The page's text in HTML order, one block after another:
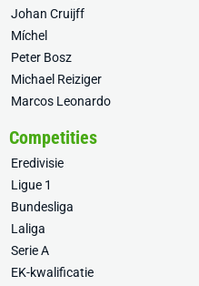
Johan Cruijff
Míchel
Peter Bosz
Michael Reiziger
Marcos Leonardo
Competities
Eredivisie
Ligue 1
Bundesliga
Laliga
Serie A
EK-kwalificatie